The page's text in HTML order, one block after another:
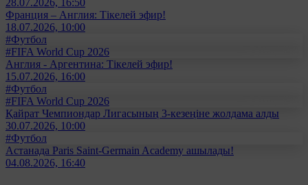
Франция – Англия: Тікелей эфир!
18.07.2026, 10:00
#Футбол
#FIFA World Cup 2026
Англия - Аргентина: Тікелей эфир!
15.07.2026, 16:00
#Футбол
#FIFA World Cup 2026
Қайрат Чемпиондар Лигасының 3-кезеңіне жолдама алды
30.07.2026, 10:00
#Футбол
Астанада Paris Saint-Germain Academy ашылады!
04.08.2026, 16:40